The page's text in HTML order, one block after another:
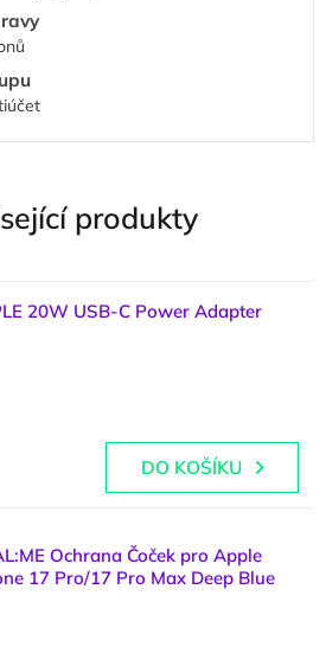
produkty
20W USB-C Power Adapter
DO KOŠÍKU
Ochrana Čoček pro Apple
17 Pro/17 Pro Max Deep Blue